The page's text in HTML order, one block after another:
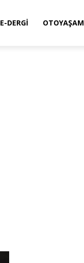
E-DERGI OTOYAŞAM